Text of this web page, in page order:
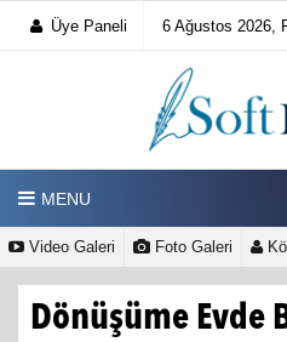
Üye Paneli 6 Ağustos 2026,
MENU
Video Galeri Foto Galeri
Dönüşüme Evde